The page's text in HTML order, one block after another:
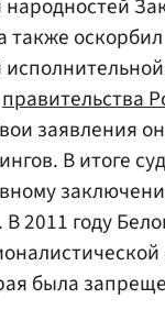
также оскорбил
правительства
заявления
В итоге
2011 году
была